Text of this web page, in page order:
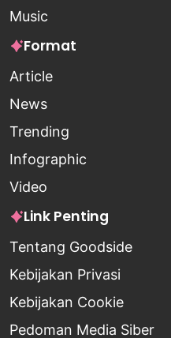
Music
Format
Article
News
Trending
Infographic
Video
Link Penting
Tentang Goodside
Kebijakan Privasi
Kebijakan Cookie
Pedoman Media Siber